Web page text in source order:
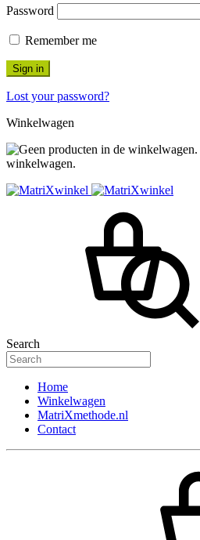
Password
Remember me
Sign in
Lost your password?
winkelwagen.
Search
Home
Winkelwagen
MatriXmethode.nl
Contact